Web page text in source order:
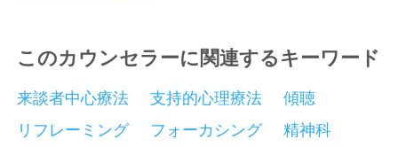
このカウンセラーに関連するキーワード
来談者中心療法 支持的心理療法
傾聴
リフレーミング
フォーカシング
精神科